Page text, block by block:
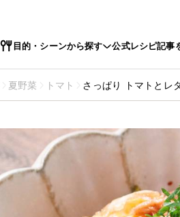
目的・シーンから探す 公式レシピ記事
夏野菜 トマト さっぱり トマトとレ